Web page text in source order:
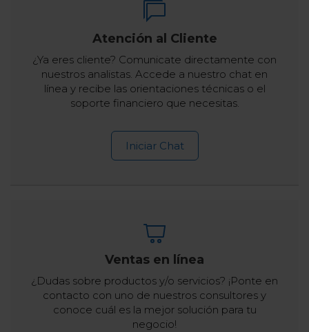
Atención al Cliente
¿Ya eres cliente? Comunicate directamente con
nuestros analistas. Accede a nuestro chat en
línea y recibe las orientaciones técnicas o el
soporte financiero que necesitas.
Iniciar Chat
Ventas en línea
¿Dudas sobre productos y/o servicios? ¡Ponte en
contacto con uno de nuestros consultores y
conoce cuál es la mejor solución para tu
negocio!